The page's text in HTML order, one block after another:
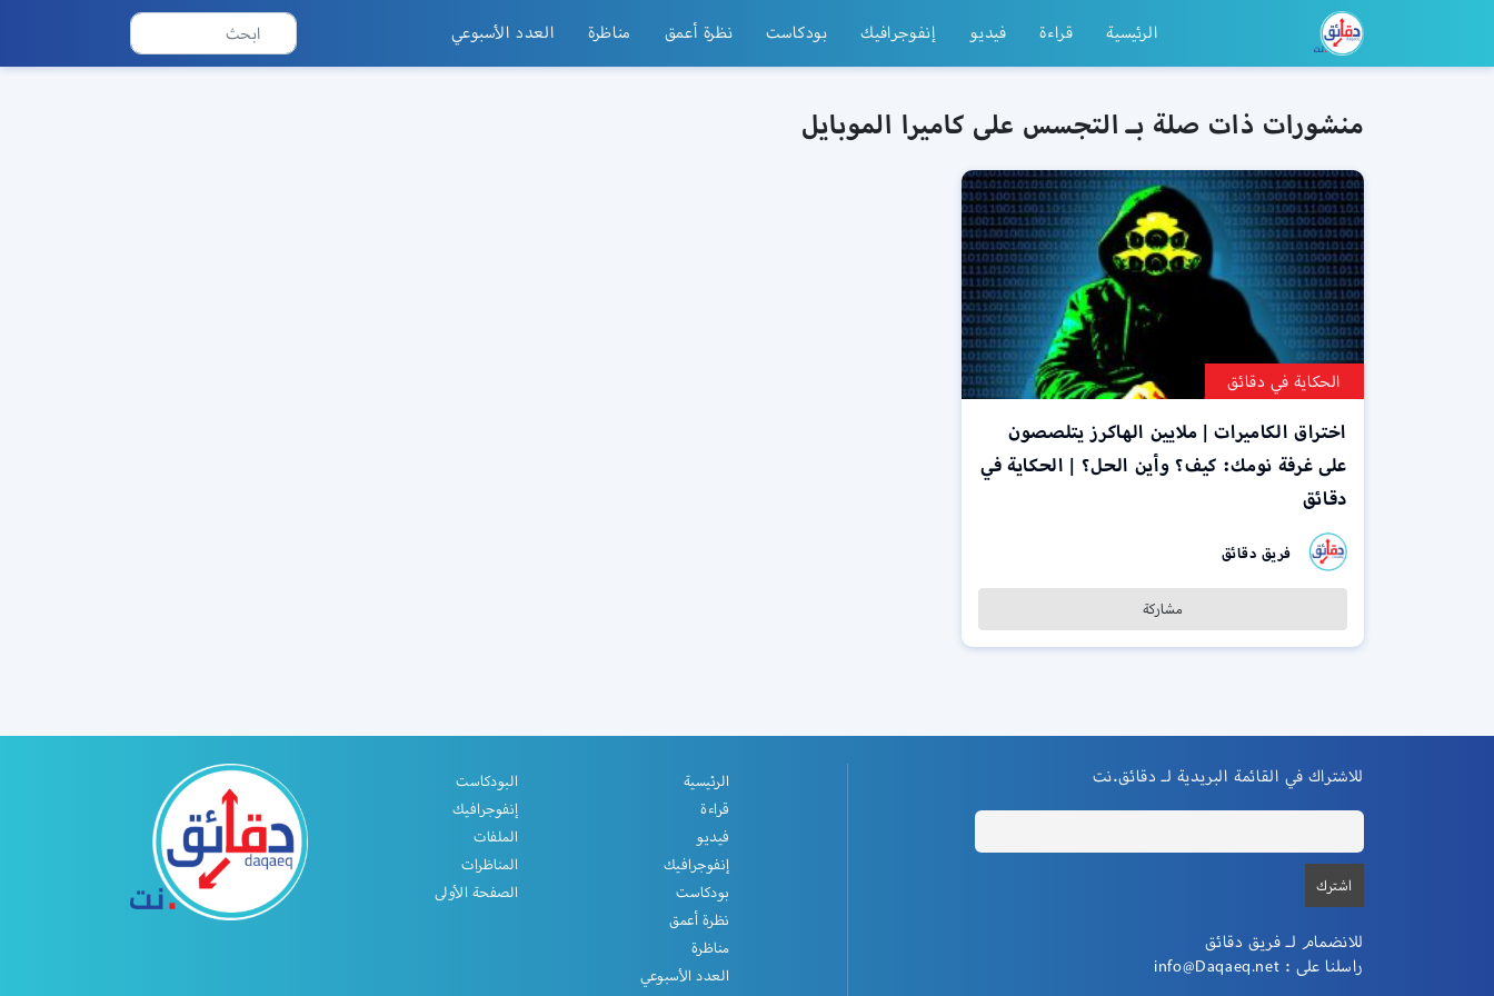
الرئيسية قراءة فيديو إنفوجرافيك بودكاست نظرة أعمق مناظرة العدد الأسبوعي
منشورات ذات صلة بـ التجسس على كاميرا الموبايل
الحكاية في دقائق
اختراق الكاميرات | ملايين الهاكرز يتلصصون
على غرفة نومك: كيف؟ وأين الحل؟ | الحكاية في
دقائق
فريق دقائق
مشاركة
للاشتراك في القائمة البريدية لـ دقائق.نت
للانضمام لـ فريق دقائق
راسلنا على : info@Daqaeq.net
الرئيسية
قراءة
فيديو
إنفوجرافيك
بودكاست
نظرة أعمق
مناظرة
العدد الأسبوعي
البودكاست
إنفوجرافيك
الملفات
المناظرات
الصفحة الأولى